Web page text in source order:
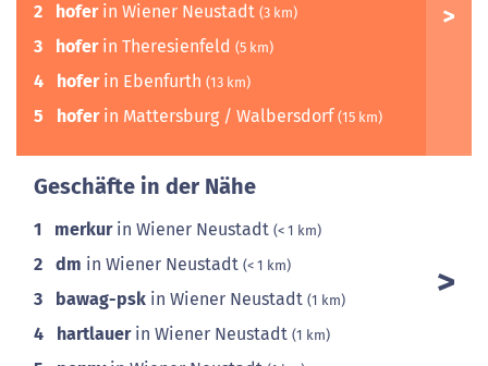
2 hoferin Wiener Neustadt (3 km)
3 hoferin Theresienfeld (5 km)
4 hoferin Ebenfurth (13 km)
5 hoferin Mattersburg / Walbersdorf (15 km)
Geschäfte in der Nähe
1 merkurin Wiener Neustadt (< 1 km)
2 dm in Wiener Neustadt (< 1 km)
3 bawag-psk in Wiener Neustadt (1 km)
4 hartlauerin Wiener Neustadt (1 km)